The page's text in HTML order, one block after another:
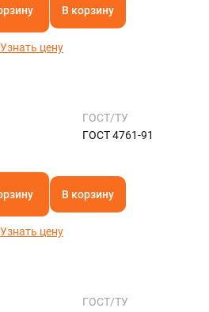
В корзину
Узнать цену
ГОСТ/ТУ
ГОСТ 4761-91
В корзину
Узнать цену
ГОСТ/ТУ